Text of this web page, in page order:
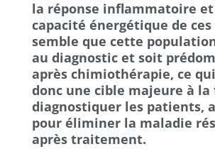
la réponse inflammatoire
capacité énergétique de
semble que cette
au diagnostic et soit
après chimiothérapie, ce
donc une cible majeure à la
diagnostiquer les patients,
pour éliminer la maladie
après traitement.